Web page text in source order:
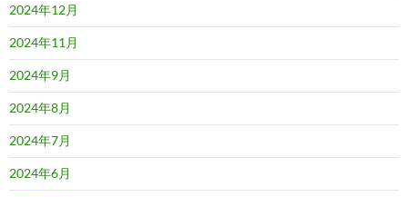
2024年12月
2024年11月
2024年9月
2024年8月
2024年7月
2024年6月